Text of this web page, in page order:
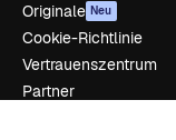
Originale Neu
Cookie-Richtlinie
Vertrauenszentrum
Partner